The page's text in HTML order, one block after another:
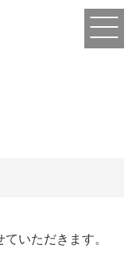
いただきます。